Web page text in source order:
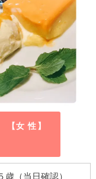
【女 性】
歳（当日確認）